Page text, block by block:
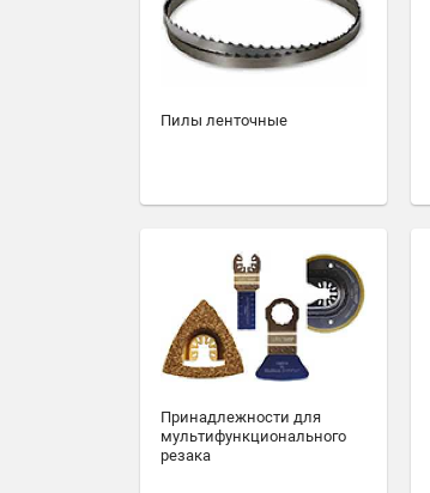
Пилы ленточные
Принадлежности для
мультифункционального
резака